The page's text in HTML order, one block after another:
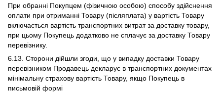
При обранні Покупцем (фізичною особою) способу здійснення
оплати при отриманні Товару (післяплата) у вартість Товару
включається вартість транспортних витрат за доставку товару,
при цьому Покупець додатково не сплачує за доставку Товару
перевізнику.
6.13. Сторони дійшли згоди, що у випадку доставки Товару
перевізником Продавець декларує в транспортних документах
мінімальну страхову вартість Товару, якщо Покупець в
письмовій формі